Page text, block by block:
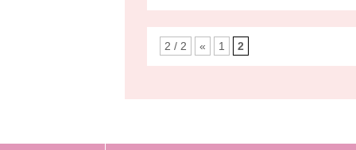
2 / 2 « 1 2